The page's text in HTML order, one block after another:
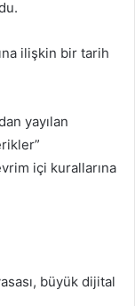
ilişkin bir tarih
yayılan
içi kurallarına
büyük dijital